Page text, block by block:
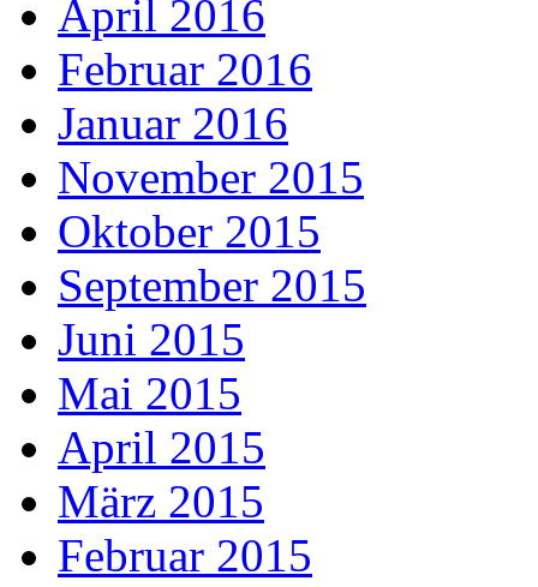
April 2016
Februar 2016
Januar 2016
November 2015
Oktober 2015
September 2015
Juni 2015
Mai 2015
April 2015
März 2015
Februar 2015